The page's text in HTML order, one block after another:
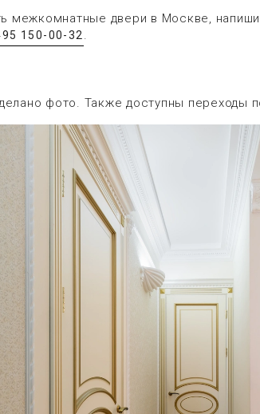
межкомнатные двери в Москве,
150-00-32 .
фото. Также доступны переходы